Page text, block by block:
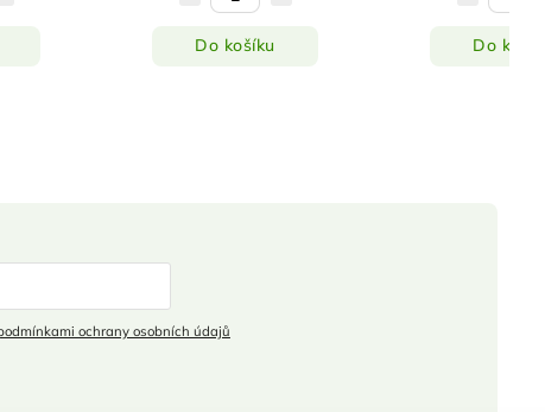
Do košíku Do
ochrany osobních údajů